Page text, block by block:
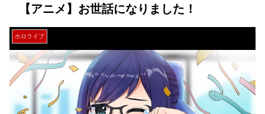
【アニメ】お世話になりました！
ホロライブ